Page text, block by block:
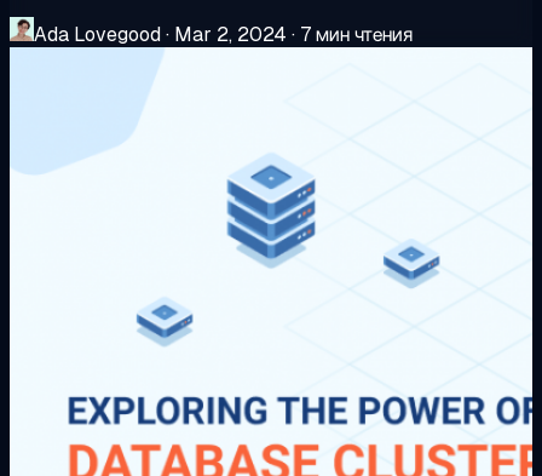
Ada Lovegood· Mar 2, 2024 · 7 мин чтения